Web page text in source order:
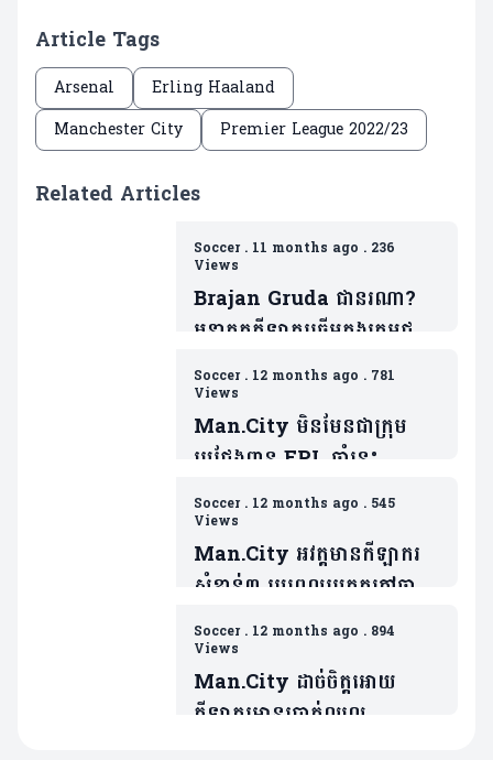
Article Tags
Arsenal
Erling Haaland
Manchester City
Premier League 2022/23
Related Articles
Soccer. 11 months ago . 236
Views
Brajan Gruda ជានរណា?
អនាគតកីឡាករឆ្នើមក្នុងក្រុមជម្រើ
សជាតិអាឡឺម៉ង់(មាន២វីដេអូ)
Soccer. 12 months ago . 781
Views
Man.City មិនមែនជាក្រុម
ប្រជែងពាន EPL ឆ្នាំនេះ
ដោយសារគ្មានវត្តមានកីឡាករ
សំខាន់រូបនេះ(មាន២វីដេអូ)
Soccer. 12 months ago . 545
Views
Man.City អវត្តមានកីឡាករ
សំខាន់៣ រូបពេលប្រកួតកៅឆាយ
EPL ជាមួយម្ចាស់ផ្ទះ Wolver
Soccer. 12 months ago . 894
Views
Man.City ដាច់ចិត្តអោយ
កីឡាករមានប្រាក់ឈ្នួល